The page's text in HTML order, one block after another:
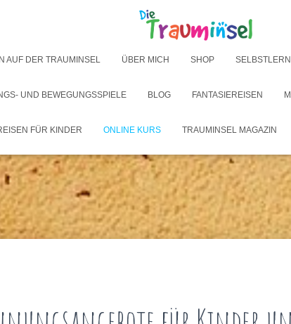
AUF DER TRAUMINSEL ÜBER MICH SHOP
UND BEWEGUNGSSPIELE BLOG FANTASIEREISEN
FÜR KINDER ONLINE KURS TRAUMINSEL MAGAZIN